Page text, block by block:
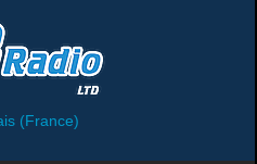
(France)